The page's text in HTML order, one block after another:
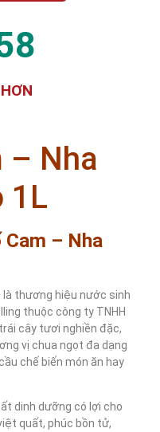
– Nha
1L
– Nha
là thương hiệu nước sinh
thuộc công ty TNHH
cây tươi nghiền đặc,
vị chua ngọt đa dạng
chế biến món ăn hay
dinh dưỡng có lợi cho
quất, phúc bồn tử,